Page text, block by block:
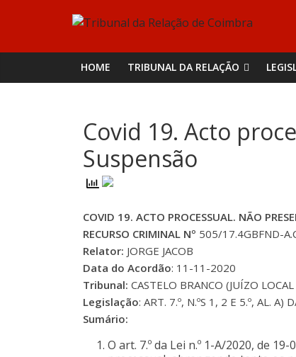
Tribunal
da
Relação
de
Coimbra
HOME TRIBUNAL DA RELAÇÃO
Covid 19. Acto
Suspensão
COVID 19. ACTO PROCESSUAL. NÃO
RECURSO CRIMINAL Nº 505/17.4GBFND-
Relator: JORGE JACOB
Data do Acordão: 11-11-2020
Tribunal: CASTELO BRANCO (JUÍZO
Legislação: ART. 7.º, N.ºS 1, 2 E 5.º, AL.
Sumário:
O art. 7.º da Lei n.º 1-A/2020, de